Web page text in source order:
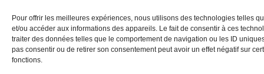
Pour offrir les meilleures expériences, nous utilisons des technologies telles
et/ou accéder aux informations des appareils. Le fait de consentir à ces
traiter des données telles que le comportement de navigation ou les ID
pas consentir ou de retirer son consentement peut avoir un effet négatif sur
fonctions.